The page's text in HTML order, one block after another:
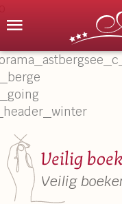
MENU
Veilig
Veilig